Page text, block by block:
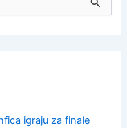
igraju za finale